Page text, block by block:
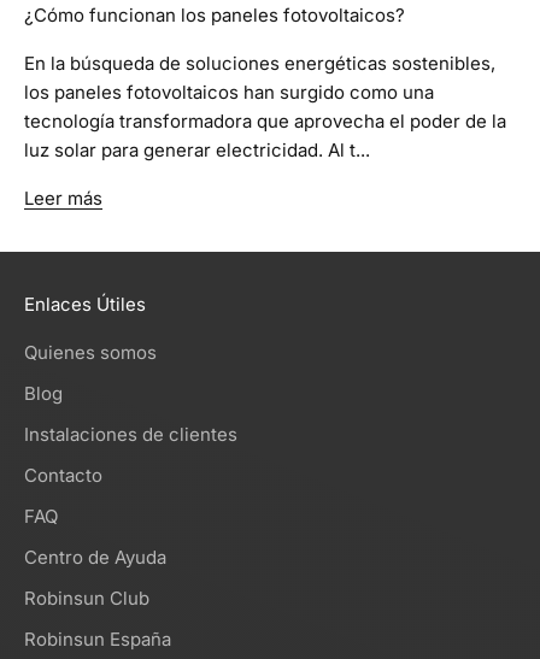
¿Cómo funcionan los paneles fotovoltaicos?
En la búsqueda de soluciones energéticas sostenibles,
los paneles fotovoltaicos han surgido como una
tecnología transformadora que aprovecha el poder de la
luz solar para generar electricidad. Al t...
Leer más
Enlaces Útiles
Quienes somos
Blog
Instalaciones de clientes
Contacto
FAQ
Centro de Ayuda
Robinsun Club
Robinsun España